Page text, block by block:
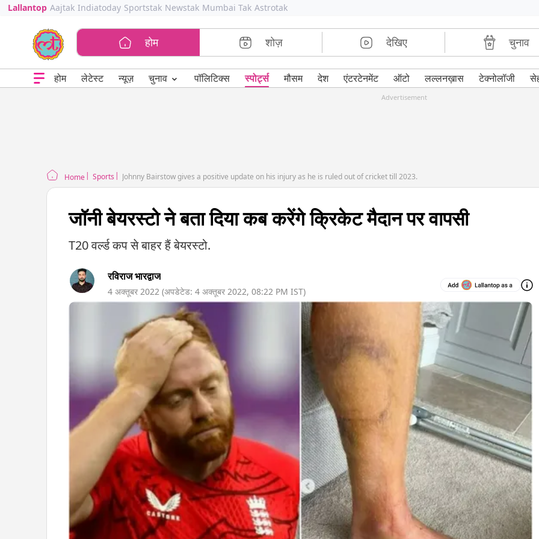
Lallantop Aajtak Indiatoday Sportstak Newstak Mumbai Tak Astrotak
होम शोज़ देखिए चुनाव
होम लेटेस्ट न्यूज़ चुनाव ⌄ पॉलिटिक्स स्पोर्ट्स मौसम देश एंटरटेनमेंट ऑटो लल्लनख़ास टेक्नोलॉजी
Advertisement
Home Sports Johnny Bairstow gives a positive update on his injury as he is ruled out of cricket till 2023.
जॉनी बेयरस्टो ने बता दिया कब करेंगे क्रिकेट मैदान पर वापसी
T20 वर्ल्ड कप से बाहर हैं बेयरस्टो.
रविराज भारद्वाज
4 अक्तूबर 2022 (अपडेटेड: 4 अक्तूबर 2022, 08:22 PM IST)